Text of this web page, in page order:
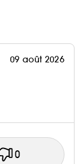
09 août 2026
0